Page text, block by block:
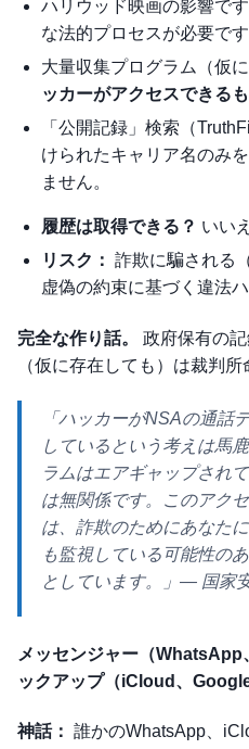
ハリウッド映画の影響で
な法的プロセスが必要で
大量収集プログラム（仮
ッカーがアクセスできる
「公開記録」検索（
けられたキャリア名のみ
ません。
履歴は取得できる？ いいえ
リスク： 詐欺に騙される
虚偽の約束に基づく違法
完全な作り話。
政府保有の
（仮に存在しても）は裁判所
「ハッカーがNSAの通話
しているという考えは馬
ラムはエアギャップされ
は無関係です。このアク
は、詐欺のためにあなた
も監視している可能性の
としています。」 — 国家
メッセンジャー（
ックアップ（iCloud、
神話： 誰かのWhatsApp、